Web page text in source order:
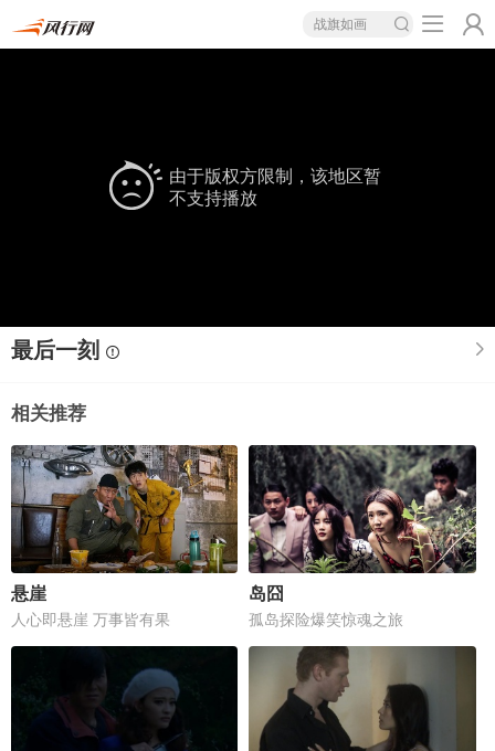
战旗如画
由于版权方限制，该地区暂
不支持播放
最后一刻
相关推荐
悬崖
人心即悬崖 万事皆有果
岛囧
孤岛探险爆笑惊魂之旅